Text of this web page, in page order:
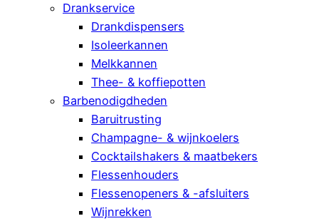
Drankservice
Drankdispensers
Isoleerkannen
Melkkannen
Thee- & koffiepotten
Barbenodigdheden
Baruitrusting
Champagne- & wijnkoelers
Cocktailshakers & maatbekers
Flessenhouders
Flessenopeners & -afsluiters
Wijnrekken